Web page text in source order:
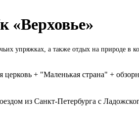
«Верховье»
упряжках, а также отдых на природе в
+ "Маленькая страна" +
из Санкт-Петербурга с